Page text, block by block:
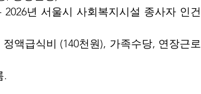
2026년 서울시 사회복지시설 종사자 인건
액급식비 (140천원), 가족수당, 연장근로
.